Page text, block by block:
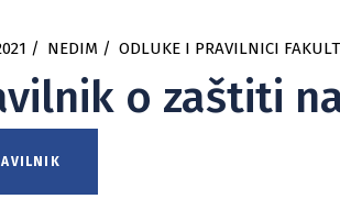
NEDIM ODLUKE I PRAVILNICI
o zaštiti